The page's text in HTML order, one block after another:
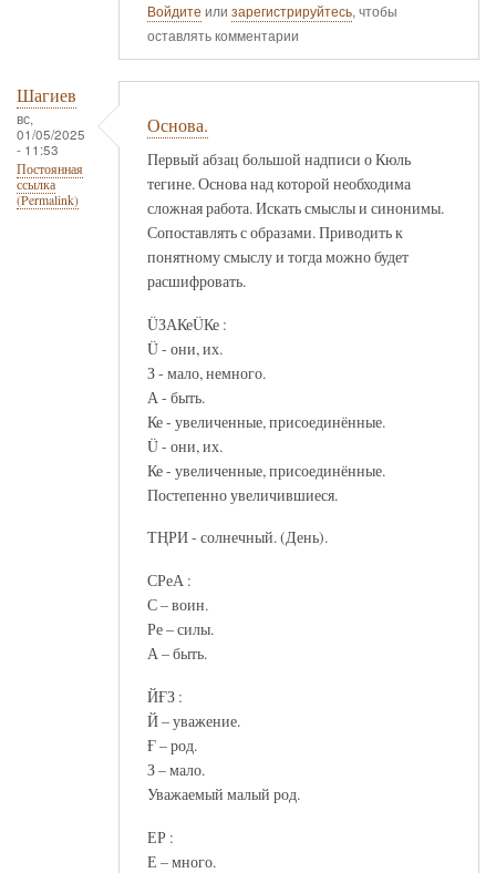
Войдите или зарегистрируйтесь, чтобы
оставлять комментарии
Шагиев
вс,
01/05/2025
- 11:53
Постоянная
ссылка
(Permalink)
Основа.
Первый абзац большой надписи о Кюль
тегине. Основа над которой необходима
сложная работа. Искать смыслы и синонимы.
Сопоставлять с образами. Приводить к
понятному смыслу и тогда можно будет
расшифровать.
ÜЗАКеÜКе :
Ü - они, их.
З - мало, немного.
А - быть.
Ке - увеличенные, присоединённые.
Ü - они, их.
Ке - увеличенные, присоединённые.
Постепенно увеличившиеся.
ТҢРИ - солнечный. (День).
СРеА :
С – воин.
Ре – силы.
А – быть.
ЙҒЗ :
Й – уважение.
Ғ – род.
З – мало.
Уважаемый малый род.
ЕР :
Е – много.